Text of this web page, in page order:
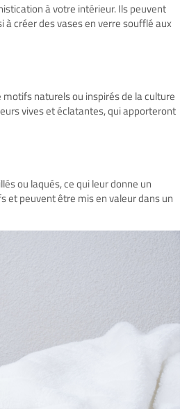
à votre intérieur. Ils peuvent
créer des vases en verre soufflé aux
naturels ou inspirés de la culture
vives et éclatantes, qui apporteront
ou laqués, ce qui leur donne un
et peuvent être mis en valeur dans un